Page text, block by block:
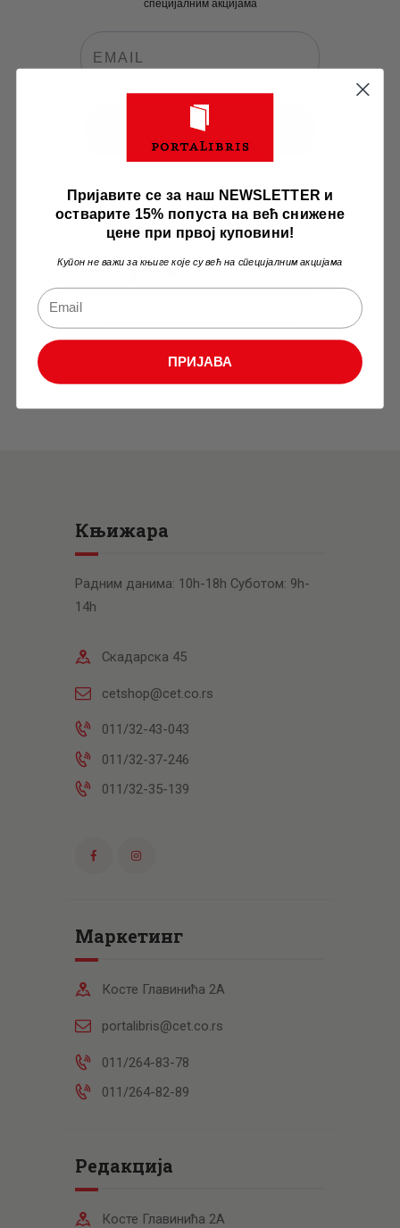
специјалним акцијама
ПРИЈАВА
Жанрови
Књижара
Радним данима: 10h-18h Суботом: 9h-
14h
Скадарска 45
cetshop@cet.co.rs
011/32-43-043
011/32-37-246
011/32-35-139
Маркетинг
Косте Главинића 2А
portalibris@cet.co.rs
011/264-83-78
011/264-82-89
Редакција
Косте Главинића 2А
Пријавите се за наш NEWSLETTER и
остварите 15% попуста на већ снижене
цене при првој куповини!
Купон не важи за књиге које су већ на специјалним акцијама
ПРИЈАВА